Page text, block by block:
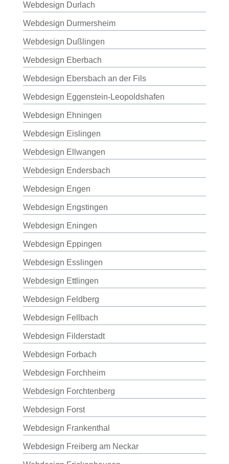
Webdesign Durlach
Webdesign Durmersheim
Webdesign Dußlingen
Webdesign Eberbach
Webdesign Ebersbach an der Fils
Webdesign Eggenstein-Leopoldshafen
Webdesign Ehningen
Webdesign Eislingen
Webdesign Ellwangen
Webdesign Endersbach
Webdesign Engen
Webdesign Engstingen
Webdesign Eningen
Webdesign Eppingen
Webdesign Esslingen
Webdesign Ettlingen
Webdesign Feldberg
Webdesign Fellbach
Webdesign Filderstadt
Webdesign Forbach
Webdesign Forchheim
Webdesign Forchtenberg
Webdesign Forst
Webdesign Frankenthal
Webdesign Freiberg am Neckar